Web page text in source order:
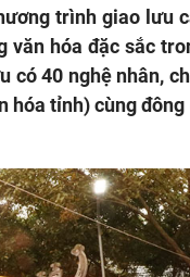
trình giao lưu
hóa đặc sắc
có 40 nghệ nhân,
tỉnh) cùng đông